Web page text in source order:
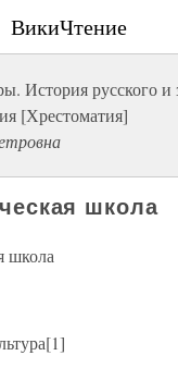
ВикиЧтение
История русского и
[Хрестоматия]
школа
школа